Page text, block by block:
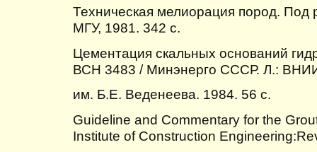
Техническая мелиорация пород.
МГУ, 1981. 342 с.
Цементация скальных оснований
ВСН 3483 / Минэнерго СССР. Л.:
им. Б.Е. Веденеева. 1984. 56 с.
Guideline and Commentary for the
Institute of Construction